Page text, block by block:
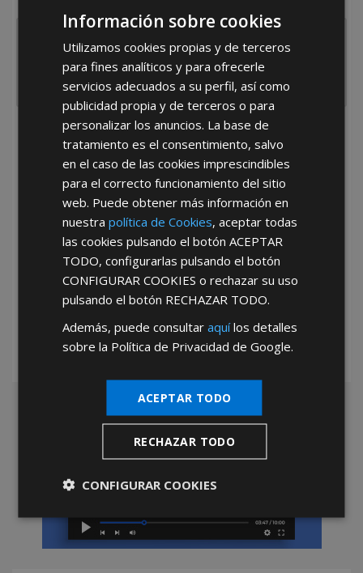
*Abstenerse particulares, sólo venta a tiendas y empresas minoristas y
mayoristas.
Información sobre cookies
Utilizamos cookies propias y de terceros
para fines analíticos y para ofrecerle
servicios adecuados a su perfil, así como
publicidad propia y de terceros o para
personalizar los anuncios. La base de
tratamiento es el consentimiento, salvo
en el caso de las cookies imprescindibles
para el correcto funcionamiento del sitio
web. Puede obtener más información en
nuestrapolítica de Cookies, aceptar todas
las cookies pulsando el botónACEPTAR
TODO, configurarlas pulsando el botón
CONFIGURAR COOKIES o rechazar su uso
pulsando el botón RECHAZAR TODO.
Además, puede consultaraquílos detalles
sobre la Política de Privacidad de Google.
ACEPTAR TODO
RECHAZAR TODO
CONFIGURAR COOKIES